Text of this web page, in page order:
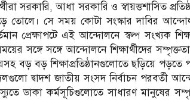
সরকারি, আধা সরকারি ও স্বায়ত্তশাসিত
তোলে। সে সময় কোটা সংস্কার দাবির
প্রেক্ষাপটে এই আন্দোলনে স্বল্প সংখ্যক
সঙ্গে সঙ্গে আন্দোলনে শিক্ষার্থীদের সম্পৃক্ততা
বড় বড় শিক্ষাপ্রতিষ্ঠানগুলোতে ছড়িয়ে পড়তে
দ্বাদশ জাতীয় সংসদ নির্বাচন পরবর্তী
ডাকা কর্মসূচিগুলোতে সাধারণ মানুষের